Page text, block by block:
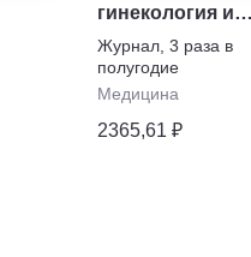
гинекология и
репродукция
Журнал 3 раза в
полугодие
Медицина
2365,61 ₽